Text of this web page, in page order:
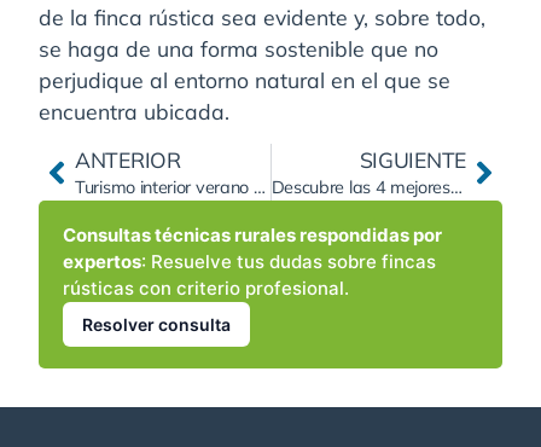
de la finca rústica sea evidente y, sobre todo,
se haga de una forma sostenible que no
perjudique al entorno natural en el que se
encuentra ubicada.
ANTERIOR
Turismo interior verano 2020: Disfruta del turismo rural en tus vacaciones
SIGUIENTE
Descubre las 4 mejores ventajas de vivir en el campo
Consultas técnicas rurales respondidas por
expertos: Resuelve tus dudas sobre fincas
rústicas con criterio profesional.
Resolver consulta